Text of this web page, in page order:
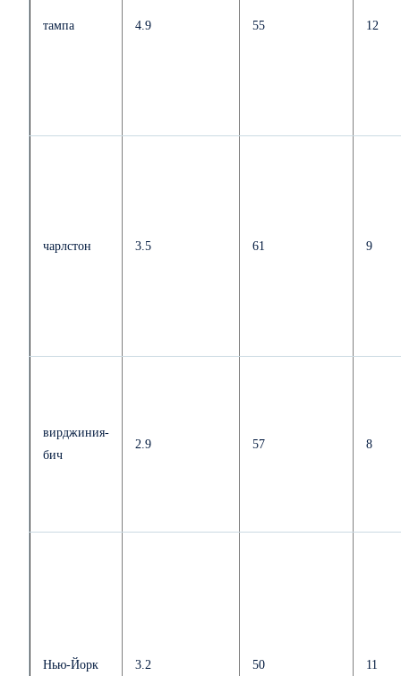
тампа 4.9 55 12
чарлстон 3.5 61 9
вирджиния-
бич
2.9 57 8
Нью-Йорк 3.2 50 11